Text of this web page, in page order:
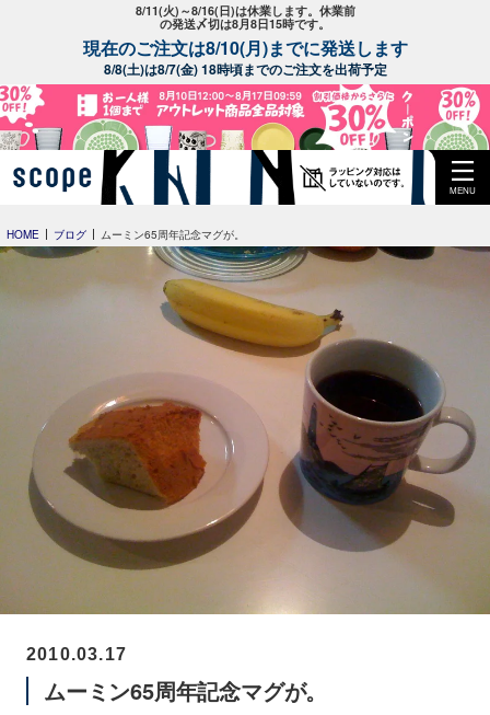
8/11(火)～8/16(日)は休業します。休業前
の発送〆切は8月8日15時です。
現在のご注文は8/10(月)までに発送します
8/8(土)は8/7(金) 18時頃までのご注文を出荷予定
MENU
HOME ブログ ムーミン65周年記念マグが。
2010.03.17
ムーミン65周年記念マグが。